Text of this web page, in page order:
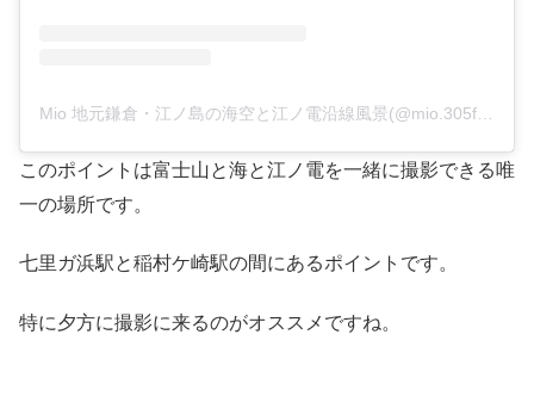
このポイントは富士山と海と江ノ電を一緒に撮影できる唯
一の場所です。
七里ガ浜駅と稲村ケ崎駅の間にあるポイントです。
特に夕方に撮影に来るのがオススメですね。